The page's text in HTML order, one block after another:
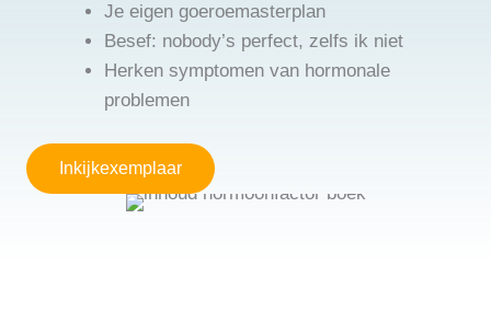
Je eigen goeroemasterplan
Besef: nobody’s perfect, zelfs ik niet
Herken symptomen van hormonale
problemen
Inkijkexemplaar